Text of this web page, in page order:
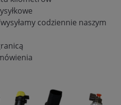
codziennie naszym